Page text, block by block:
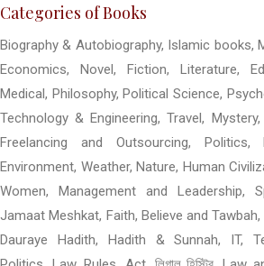
Categories of Books
Biography & Autobiography, Islamic books,
Economics, Novel, Fiction, Literature,
Medical, Philosophy, Political Science,
Technology & Engineering, Travel,
Freelancing and Outsourcing, Politics,
Environment, Weather, Nature, Human
Women, Management and Leadership,
Jamaat Meshkat, Faith, Believe and
Dauraye Hadith, Hadith & Sunnah, IT,